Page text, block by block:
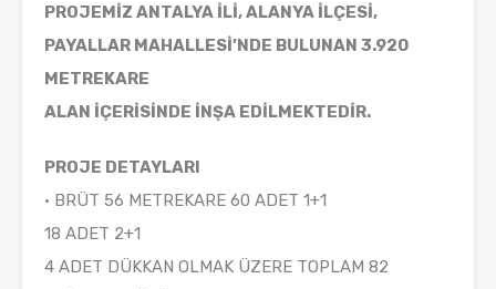
PROJEMİZ ANTALYA İLİ, ALANYA İLÇESİ,
PAYALLAR MAHALLESİ’NDE BULUNAN 3.920
METREKARE
ALAN İÇERİSİNDE İNŞA EDİLMEKTEDİR.
PROJE DETAYLARI
• BRÜT 56 METREKARE 60 ADET 1+1
18 ADET 2+1
4 ADET DÜKKAN OLMAK ÜZERE TOPLAM 82